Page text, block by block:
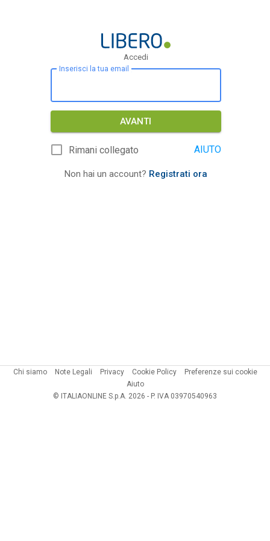
Accedi
Inserisci la tua email
AVANTI
Rimani collegato AIUTO
Non hai un account? Registrati ora
Chi siamo Note Legali Privacy Cookie Policy
Preferenze sui cookie
Aiuto
© ITALIAONLINE S.p.A. 2026 - P. IVA 03970540963